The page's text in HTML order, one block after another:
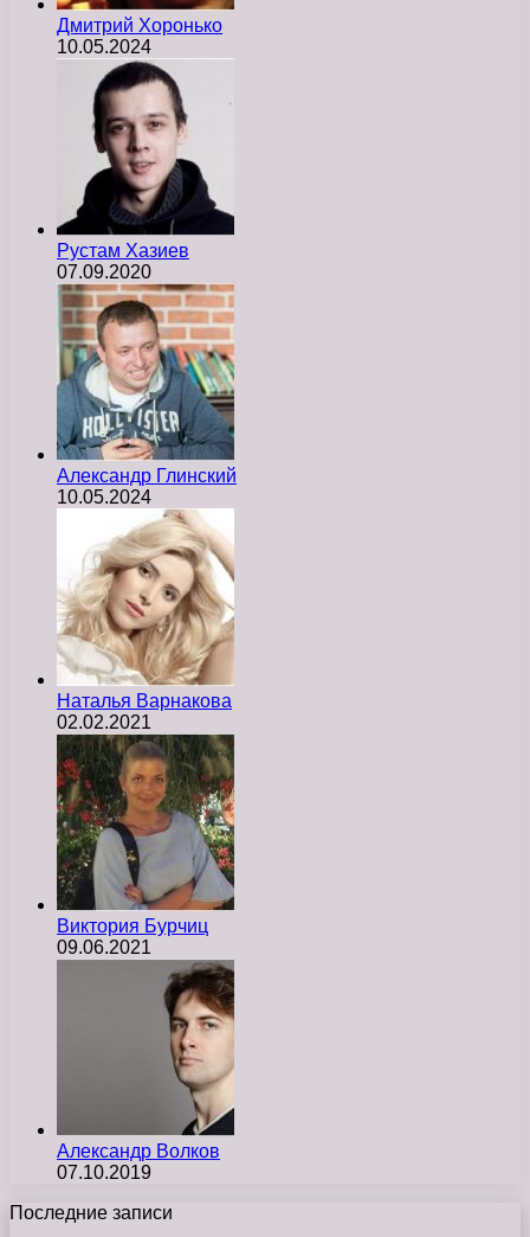
Дмитрий Хоронько
10.05.2024
Рустам Хазиев
07.09.2020
Александр Глинский
10.05.2024
Наталья Варнакова
02.02.2021
Виктория Бурчиц
09.06.2021
Александр Волков
07.10.2019
Последние записи